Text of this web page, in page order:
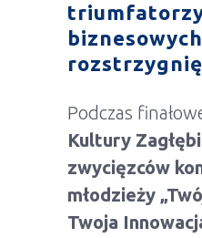
biznesowych
Podczas
Kultury
zwycięzców
młodzieży
Twoja